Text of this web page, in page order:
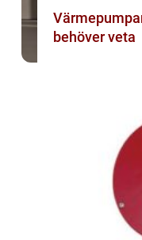
behöver veta